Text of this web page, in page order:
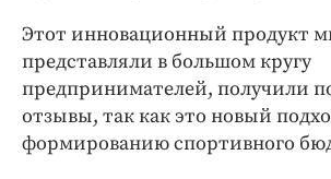
Этот инновационный продукт
представляли в большом кругу
предпринимателей, получили
отзывы, так как это новый
формированию спортивного